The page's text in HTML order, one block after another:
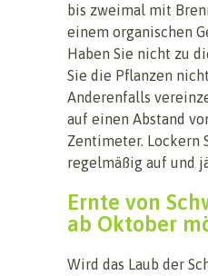
bis zweimal mit
einem organischen
Haben Sie nicht zu
Sie die Pflanzen
Anderenfalls
auf einen Abstand
Zentimeter. Lockern
regelmäßig auf und
Ernte von
ab Oktober
Wird das Laub der